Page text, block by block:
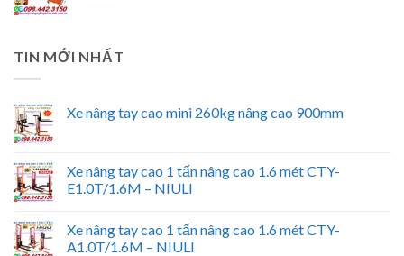
TIN MỚI NHẤT
Xe nâng tay cao mini 260kg nâng cao 900mm
Xe nâng tay cao 1 tấn nâng cao 1.6 mét CTY-
E1.0T/1.6M – NIULI
Xe nâng tay cao 1 tấn nâng cao 1.6 mét CTY-
A1.0T/1.6M – NIULI